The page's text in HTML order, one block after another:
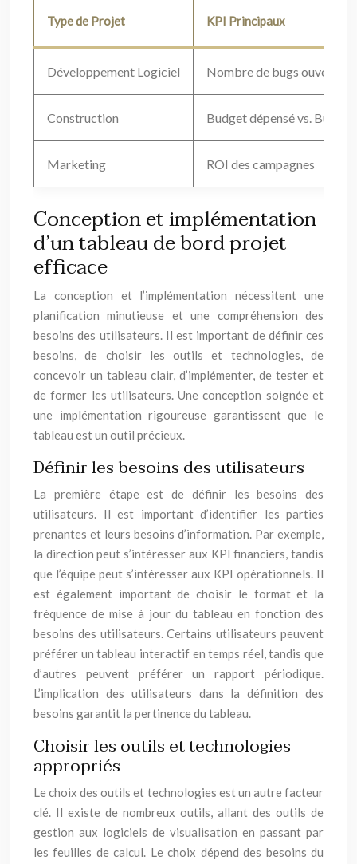
Type de Projet KPI Principaux
Développement Logiciel Nombre de bugs ouverts
Construction Budget dépensé vs.
Marketing ROI des campagnes
Conception et implémentation
d’un tableau de bord projet
efficace
La conception et l’implémentation nécessitent une
planification minutieuse et une compréhension des
besoins des utilisateurs. Il est important de définir ces
besoins, de choisir les outils et technologies, de
concevoir un tableau clair, d’implémenter, de tester et
de former les utilisateurs. Une conception soignée et
une implémentation rigoureuse garantissent que le
tableau est un outil précieux.
Définir les besoins des utilisateurs
La première étape est de définir les besoins des
utilisateurs. Il est important d’identifier les parties
prenantes et leurs besoins d’information. Par exemple,
la direction peut s’intéresser aux KPI financiers, tandis
que l’équipe peut s’intéresser aux KPI opérationnels. Il
est également important de choisir le format et la
fréquence de mise à jour du tableau en fonction des
besoins des utilisateurs. Certains utilisateurs peuvent
préférer un tableau interactif en temps réel, tandis que
d’autres peuvent préférer un rapport périodique.
L’implication des utilisateurs dans la définition des
besoins garantit la pertinence du tableau.
Choisir les outils et technologies
appropriés
Le choix des outils et technologies est un autre facteur
clé. Il existe de nombreux outils, allant des outils de
gestion aux logiciels de visualisation en passant par
les feuilles de calcul. Le choix dépend des besoins du